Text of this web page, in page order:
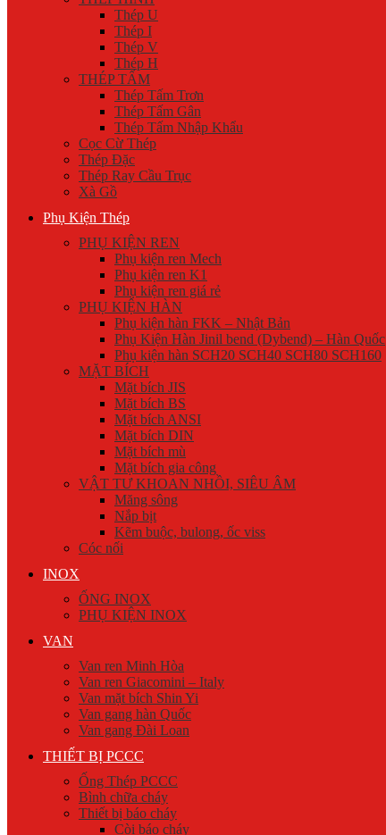
Thép U
Thép I
Thép V
Thép H
THÉP TẤM
Thép Tấm Trơn
Thép Tấm Gân
Thép Tấm Nhập Khẩu
Cọc Cừ Thép
Thép Đặc
Thép Ray Cầu Trục
Xà Gồ
Phụ Kiện Thép
PHỤ KIỆN REN
Phụ kiện ren Mech
Phụ kiện ren K1
Phụ kiện ren giá rẻ
PHỤ KIỆN HÀN
Phụ kiện hàn FKK – Nhật Bản
Phụ Kiện Hàn Jinil bend (Dybend) – Hàn Quốc
Phụ kiện hàn SCH20 SCH40 SCH80 SCH160
MẶT BÍCH
Mặt bích JIS
Mặt bích BS
Mặt bích ANSI
Mặt bích DIN
Mặt bích mù
Mặt bích gia công
VẬT TƯ KHOAN NHỒI, SIÊU ÂM
Măng sông
Nắp bịt
Kẽm buộc, bulong, ốc viss
Cóc nối
INOX
ỐNG INOX
PHỤ KIỆN INOX
VAN
Van ren Minh Hòa
Van ren Giacomini – Italy
Van mặt bích Shin Yi
Van gang hàn Quốc
Van gang Đài Loan
THIẾT BỊ PCCC
Ống Thép PCCC
Bình chữa cháy
Thiết bị báo cháy
Còi báo cháy